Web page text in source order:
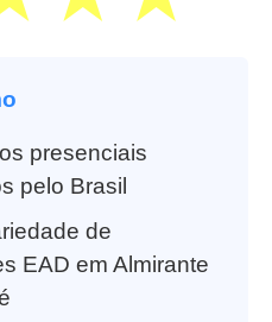
presenciais
pelo Brasil
de
EAD em Almirante